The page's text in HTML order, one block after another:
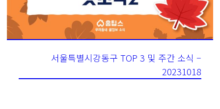
서울특별시강동구 TOP 3 및 주간 소식 –
20231018